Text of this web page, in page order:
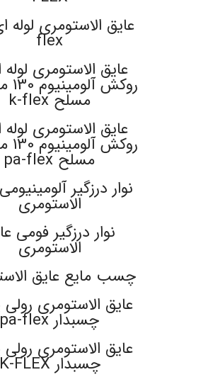
flex
عایق الاستومری لوله
مسلح k-flex
عایق الاستومری لوله
مسلح pa-flex
نوار درزگیر
الاستومری
نوار درزگیر فومی
الاستومری
چسب مایع عایق
عایق الاستومری
چسبدار pa-flex
عایق الاستومری
چسبدار K-FLEX